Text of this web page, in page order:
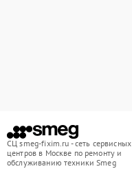
СЦ smeg-fixim.ru - сеть сервисных
центров в Москве по ремонту и
обслуживанию техники Smeg